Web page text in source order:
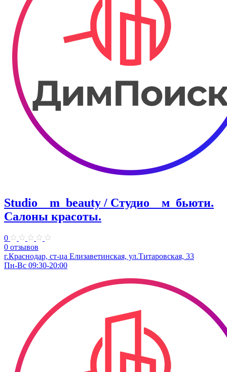
Studio__m_beauty / Студио__м_бьюти.
Салоны красоты.
0
0 отзывов
г.Краснодар, ст-ца Елизаветинская, ул.Титаровская, 33
Пн-Вс 09:30-20:00